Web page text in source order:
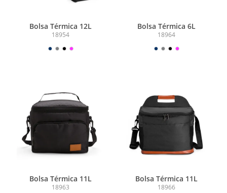
Bolsa Térmica 12L
18954
Bolsa Térmica 6L
18964
Bolsa Térmica 11L
18963
Bolsa Térmica 11L
18966